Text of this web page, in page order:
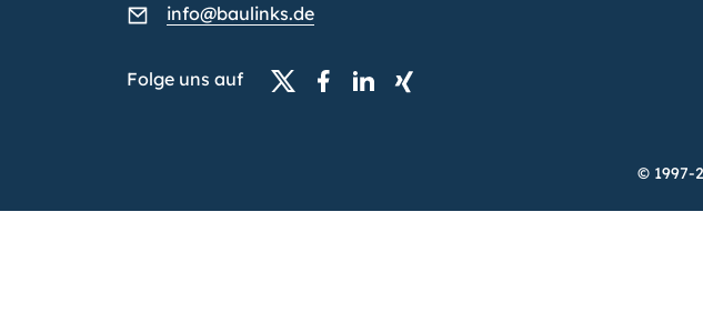
info@baulinks.de
Folge uns auf
© 1997-